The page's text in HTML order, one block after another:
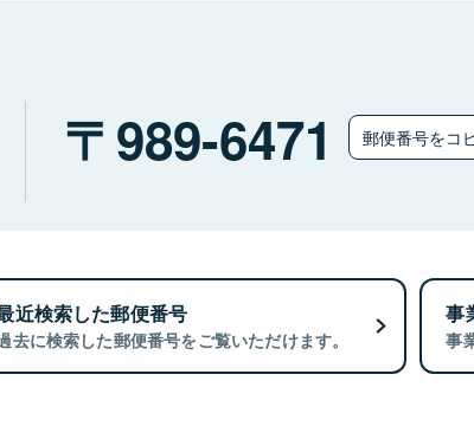
989-6471 郵便番号をコ
近検索した郵便番号
去に検索した郵便番号をご覧いただけます。
事
事